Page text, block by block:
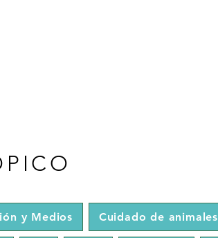
y Medios Cuidado de animales